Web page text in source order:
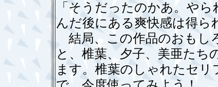
「そうだったのかあ。や
んだ後にある爽快感は得ら
結局、この作品のおもし
と、椎葉、夕子、美亜た
ます。椎葉のしゃれたセ